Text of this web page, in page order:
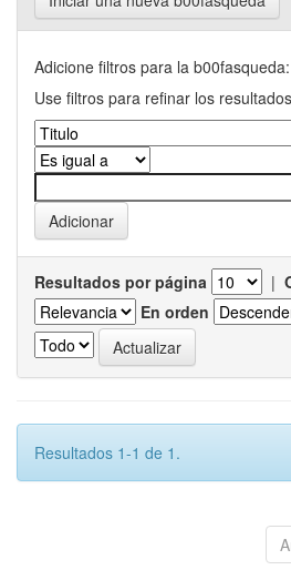
Adicione filtros para la b00fasqueda:
Use filtros para refinar los
Resultados por página |
En orden
Resultados 1-1 de 1.